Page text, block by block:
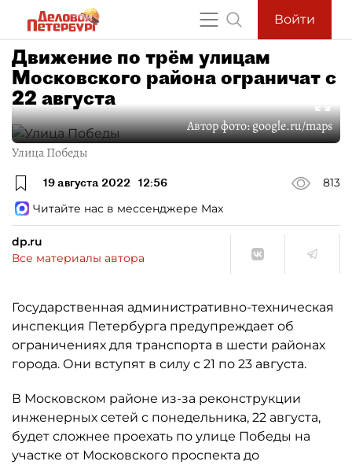
Войти
Движение по трём улицам
Московского района ограничат с
22 августа
Автор фото:google.ru/maps
Улица Победы
19 августа 2022 12:56
813
Читайте нас в мессенджере Max
dp.ru
Все материалы автора
Государственная административно-техническая
инспекция Петербурга предупреждает об
ограничениях для транспорта в шести районах
города. Они вступят в силу с 21 по 23 августа.
В Московском районе из-за реконструкции
инженерных сетей с понедельника, 22 августа,
будет сложнее проехать по улице Победы на
участке от Московского проспекта до